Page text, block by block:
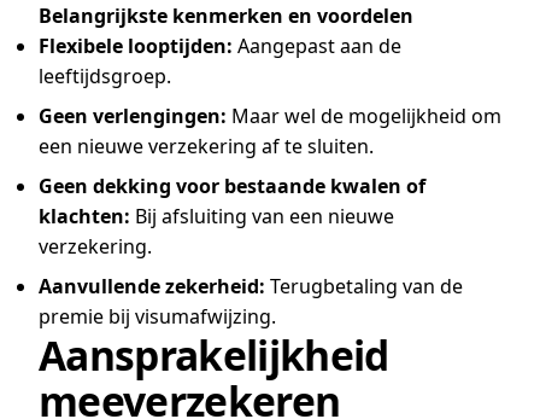
Belangrijkste kenmerken en voordelen
Flexibele looptijden: Aangepast aan de
leeftijdsgroep.
Geen verlengingen: Maar wel de mogelijkheid om
een nieuwe verzekering af te sluiten.
Geen dekking voor bestaande kwalen of
klachten: Bij afsluiting van een nieuwe
verzekering.
Aanvullende zekerheid: Terugbetaling van de
premie bij visumafwijzing.
Aansprakelijkheid
meeverzekeren